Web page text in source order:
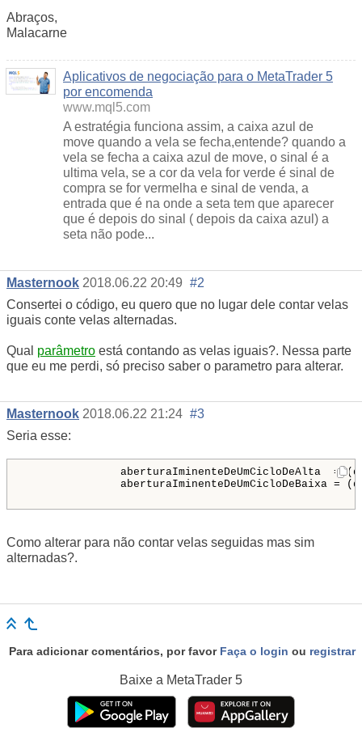
Abraços,
Malacarne
Aplicativos de negociação para o MetaTrader 5
por encomenda
www.mql5.com
A estratégia funciona assim, a caixa azul de
move quando a vela se fecha,entende? quando a
vela se fecha a caixa azul de move, o sinal é a
ultima vela, se a cor da vela for verde é sinal de
compra se for vermelha e sinal de venda, a
entrada que é na onde a seta tem que aparecer
que é depois do sinal ( depois da caixa azul) a
seta não pode...
Masternook 2018.06.22 20:49 #2
Consertei o código, eu quero que no lugar dele contar velas
iguais conte velas alternadas.
Qual parâmetro está contando as velas iguais?. Nessa parte
que eu me perdi, só preciso saber o parametro para alterar.
Masternook 2018.06.22 21:24 #3
Seria esse:
aberturaIminenteDeUmCicloDeAlta  =
aberturaIminenteDeUmCicloDeBaixa =
Como alterar para não contar velas seguidas mas sim
alternadas?.
Para adicionar comentários, por favor Faça o login ou registrar
Baixe a MetaTrader 5